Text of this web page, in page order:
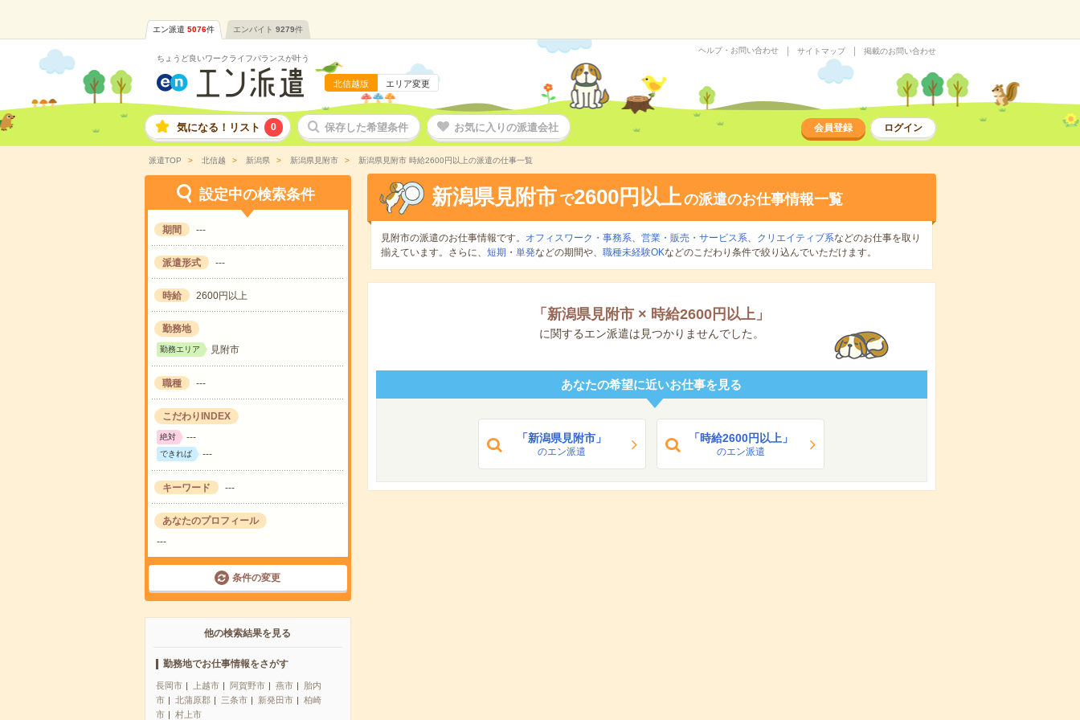
エン派遣 5076件 エンバイト 9279件
ちょうど良いワークライフバランスが叶う
北信越版 エリア変更
ヘルプ・お問い合わせ サイトマップ 掲載のお問い合わせ
気になる！リスト 0 保存した希望条件 お気に入りの派遣会社 会員登録 ログイン
派遣TOP 北信越 新潟県 新潟県見附市 新潟県見附市 時給2600円以上の派遣の仕事一覧
設定中の検索条件
期間 ---
派遣形式 ---
時給 2600円以上
勤務地
勤務エリア 見附市
職種 ---
こだわりINDEX
絶対 ---
できれば ---
キーワード ---
あなたのプロフィール
---
条件の変更
他の検索結果を見る
勤務地でお仕事情報をさがす
長岡市 上越市 阿賀野市 燕市
胎内
市
北蒲原郡 三条市 新発田市
柏崎
市
村上市
新潟県見附市 で2600円以上の派遣のお仕事情報一覧
見附市の派遣のお仕事情報です。 オフィスワーク・事務系、 営業・販売・サービス系、 クリエイティブ系などのお仕事を取り
揃えています。さらに、 短期 ・ 単発などの期間や、 職種未経験OKなどのこだわり条件で絞り込んでいただけます。
「 新潟県見附市 × 時給2600円以上 」
に関するエン派遣は見つかりませんでした。
あなたの希望に近いお仕事を見る
「新潟県見附市」
のエン派遣
「時給2600円以上」
のエン派遣